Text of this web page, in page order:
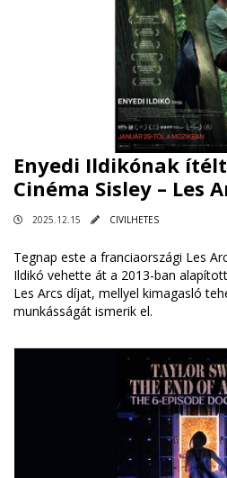
Enyedi Ildikónak
Cinéma Sisley – Les
2025.12.15 CIVILHETES
Tegnap este a franciaországi Les
Ildikó vehette át a 2013-ban
Les Arcs díjat, mellyel kimagasló
munkásságát ismerik el.